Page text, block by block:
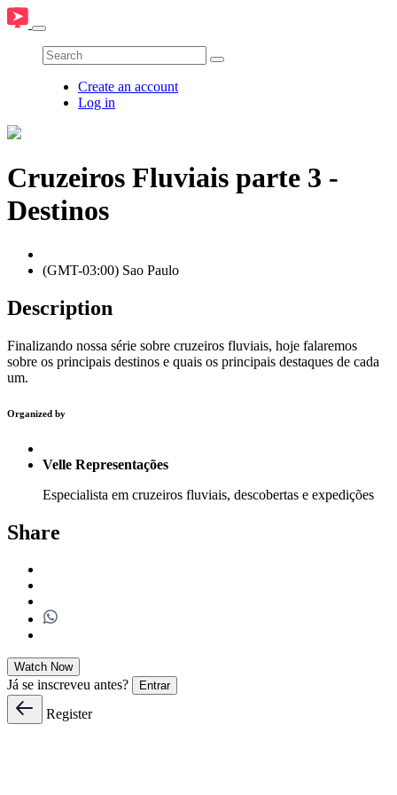
Create an account
Log in
Cruzeiros Fluviais parte 3 -
Destinos
(GMT-03:00) Sao Paulo
Description
Finalizando nossa série sobre cruzeiros fluviais, hoje falaremos
sobre os principais destinos e quais os principais destaques de cada
um.
Organized by
Velle Representações
Especialista em cruzeiros fluviais, descobertas e expedições
Share
Watch Now
Já se inscreveu antes? Entrar
Register